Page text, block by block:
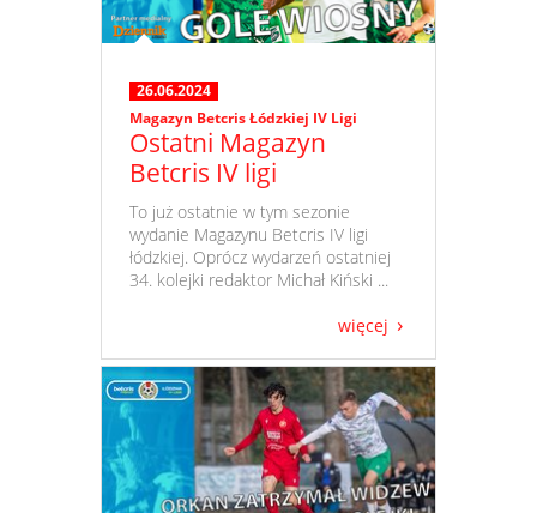
26.06.2024
Magazyn Betcris Łódzkiej IV Ligi
Ostatni Magazyn
Betcris IV ligi
​ To już ostatnie w tym sezonie
wydanie Magazynu Betcris IV ligi
łódzkiej. Oprócz wydarzeń ostatniej
34. kolejki redaktor Michał Kiński ...
więcej